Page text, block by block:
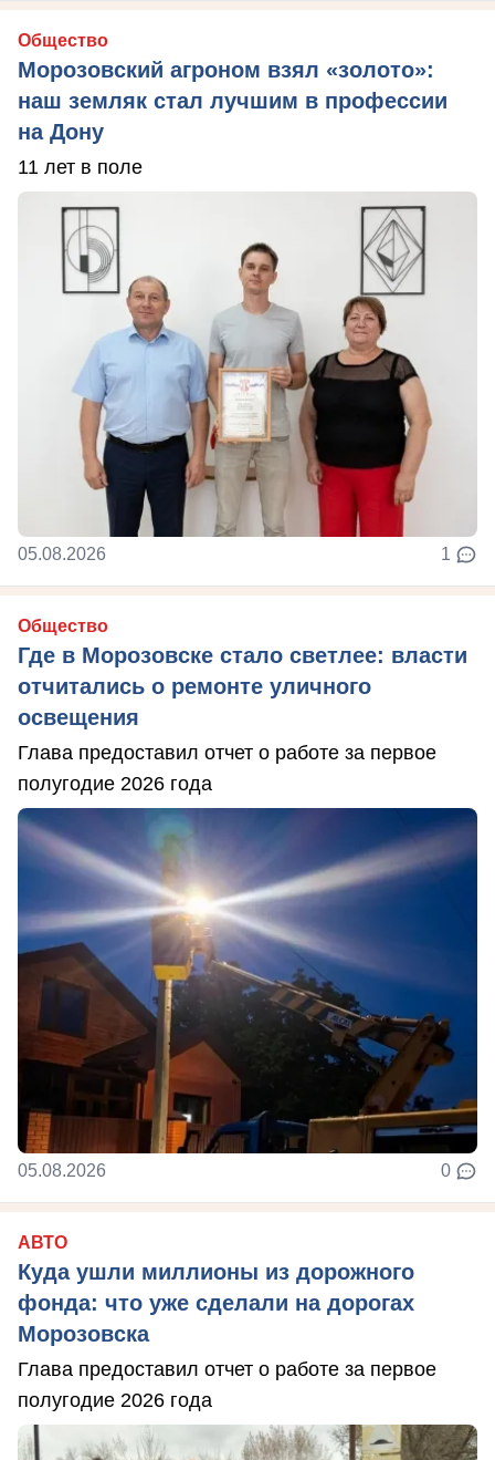
Общество
Морозовский агроном взял «золото»:
наш земляк стал лучшим в профессии
на Дону
11 лет в поле
05.08.2026 1
Общество
Где в Морозовске стало светлее: власти
отчитались о ремонте уличного
освещения
Глава предоставил отчет о работе за первое
полугодие 2026 года
05.08.2026 0
АВТО
Куда ушли миллионы из дорожного
фонда: что уже сделали на дорогах
Морозовска
Глава предоставил отчет о работе за первое
полугодие 2026 года